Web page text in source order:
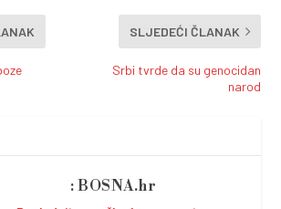
SLJEDEĆI ČLANAK
Srbi tvrde da su genocidan
narod
BOSNA.hr